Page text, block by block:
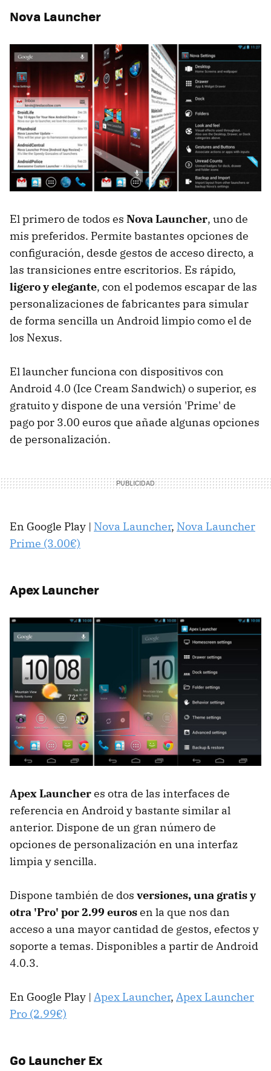
Nova Launcher
El primero de todos es Nova Launcher, uno de
mis preferidos. Permite bastantes opciones de
configuración, desde gestos de acceso directo, a
las transiciones entre escritorios. Es rápido,
ligero y elegante, con el podemos escapar de las
personalizaciones de fabricantes para simular
de forma sencilla un Android limpio como el de
los Nexus.
El launcher funciona con dispositivos con
Android 4.0 (Ice Cream Sandwich) o superior, es
gratuito y dispone de una versión 'Prime' de
pago por 3.00 euros que añade algunas opciones
de personalización.
En Google Play | Nova Launcher, Nova Launcher
Prime (3.00€)
Apex Launcher
Apex Launcheres otra de las interfaces de
referencia en Android y bastante similar al
anterior. Dispone de un gran número de
opciones de personalización en una interfaz
limpia y sencilla.
Dispone también de dos versiones, una gratis y
otra 'Pro' por 2.99 eurosen la que nos dan
acceso a una mayor cantidad de gestos, efectos y
soporte a temas. Disponibles a partir de Android
4.0.3.
En Google Play | Apex Launcher, Apex Launcher
Pro (2.99€)
Go Launcher Ex